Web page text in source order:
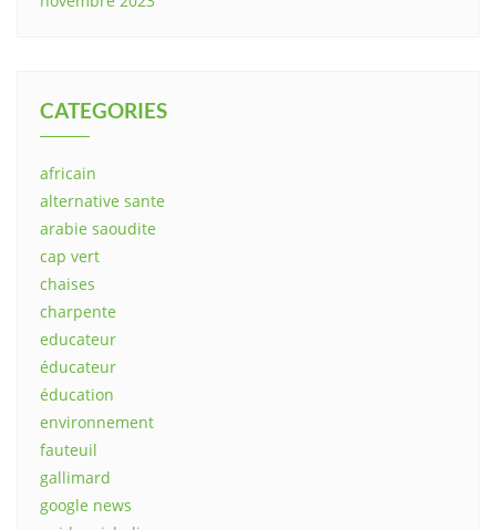
CATEGORIES
africain
alternative sante
arabie saoudite
cap vert
chaises
charpente
educateur
éducateur
éducation
environnement
fauteuil
gallimard
google news